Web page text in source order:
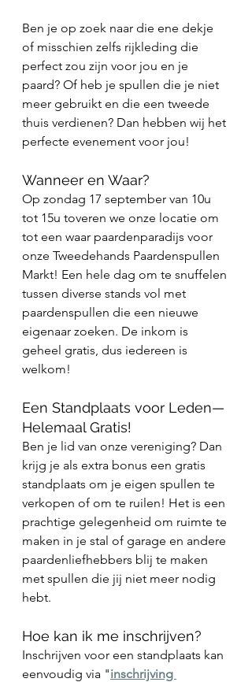
Ben je op zoek naar die ene dekje
of misschien zelfs rijkleding die
perfect zou zijn voor jou en je
paard? Of heb je spullen die je niet
meer gebruikt en die een tweede
thuis verdienen? Dan hebben wij het
perfecte evenement voor jou!
Wanneer en Waar?
Op zondag 17 september van 10u
tot 15u toveren we onze locatie om
tot een waar paardenparadijs voor
onze Tweedehands Paardenspullen
Markt! Een hele dag om te snuffelen
tussen diverse stands vol met
paardenspullen die een nieuwe
eigenaar zoeken. De inkom is
geheel gratis, dus iedereen is
welkom!
Een Standplaats voor Leden—
Helemaal Gratis!
Ben je lid van onze vereniging? Dan
krijg je als extra bonus een gratis
standplaats om je eigen spullen te
verkopen of om te ruilen! Het is een
prachtige gelegenheid om ruimte te
maken in je stal of garage en andere
paardenliefhebbers blij te maken
met spullen die jij niet meer nodig
hebt.
Hoe kan ik me inschrijven?
Inschrijven voor een standplaats kan
eenvoudig via "inschrijving